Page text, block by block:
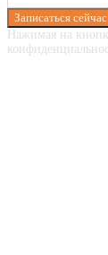
Записаться сейчас
Нажимая на